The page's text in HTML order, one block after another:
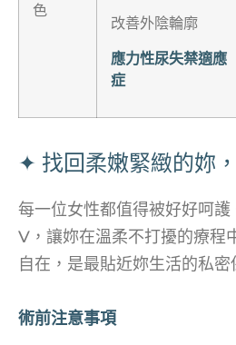
色
改善外陰輪廓
應力性尿失禁適應
症
✦ 找回柔嫩緊緻的妳
每一位女性都值得被好好呵
V，讓妳在溫柔不打擾的療程
自在，是最貼近妳生活的私密
術前注意事項